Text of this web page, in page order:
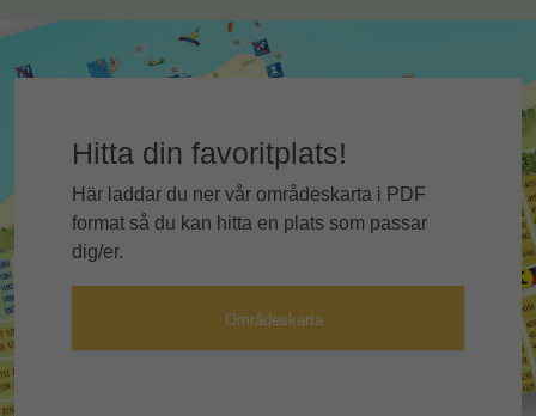
Hitta din favoritplats!
Här laddar du ner vår områdeskarta i PDF
format så du kan hitta en plats som passar
dig/er.
Områdeskarta